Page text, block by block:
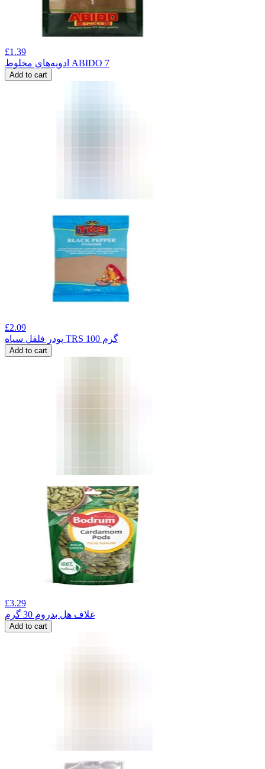
£1.39
ادویه‌های مخلوط ABIDO 7
Add to cart
£2.09
پودر فلفل سیاه TRS 100 گرم
Add to cart
£3.29
غلاف هل بدروم 30 گرم
Add to cart